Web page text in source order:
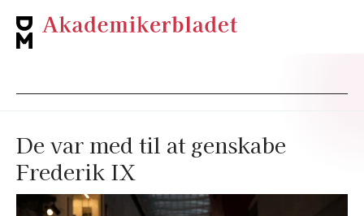
De var med til at genskabe
Frederik IX